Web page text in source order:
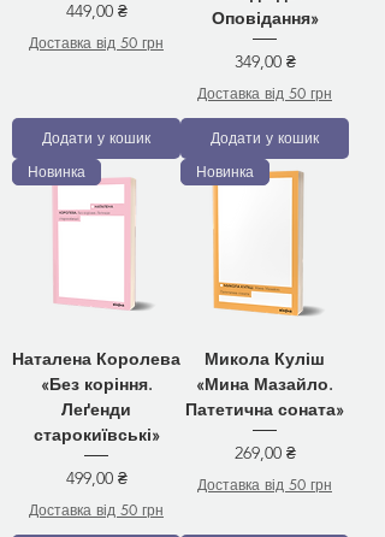
Ціна
449,00 ₴
Доставка від 50 грн
Додати у кошик
Оповідання»
Ціна
349,00 ₴
Доставка від 50 грн
Додати у кошик
Новинка
Наталена Королева
«Без коріння.
Леґенди
старокиївські»
Ціна
499,00 ₴
Доставка від 50 грн
Новинка
Микола Куліш
«Мина Мазайло.
Патетична соната»
Ціна
269,00 ₴
Доставка від 50 грн